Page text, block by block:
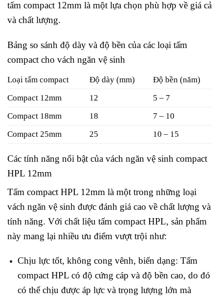
tấm compact 12mm là một lựa chọn phù hợp về giá cả
và chất lượng.
Bảng so sánh độ dày và độ bền của các loại tấm
compact cho vách ngăn vệ sinh
Loại tấm compact Độ dày (mm)
Độ bền (năm)
Compact 12mm
12
5 – 7
Compact 18mm
18
7 – 10
Compact 25mm
25 10 – 15
Các tính năng nổi bật của vách ngăn vệ sinh compact
HPL 12mm
Tấm compact HPL 12mm là một trong những loại
vách ngăn vệ sinh được đánh giá cao về chất lượng và
tính năng. Với chất liệu tấm compact HPL, sản phẩm
này mang lại nhiều ưu điểm vượt trội như:
Chịu lực tốt, không cong vênh, biến dạng: Tấm
compact HPL có độ cứng cáp và độ bền cao, do đó
có thể chịu được áp lực và trọng lượng lớn mà